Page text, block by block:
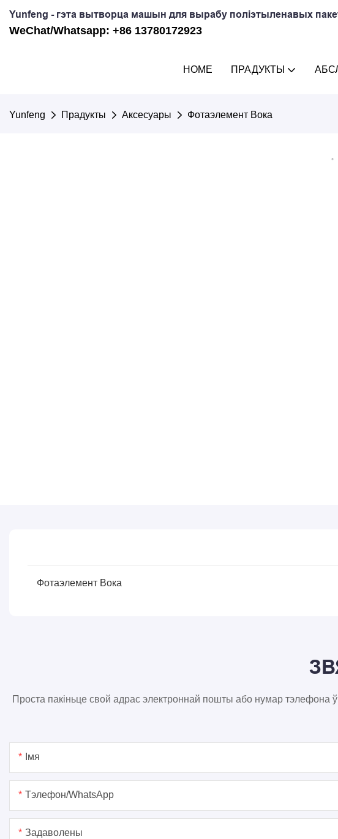
Yunfeng - гэта вытворца машын для вырабу поліэтыленавых
WeChat/Whatsapp: +86 13780172923
HOME ПРАДУКТЫ
Yunfeng Прадукты Аксесуары Фотаэлемент Вока
Фотаэлемент Вока
Проста пакіньце свой адрас электроннай пошты або нумар
Імя
Тэлефон/WhatsApp
Задаволены